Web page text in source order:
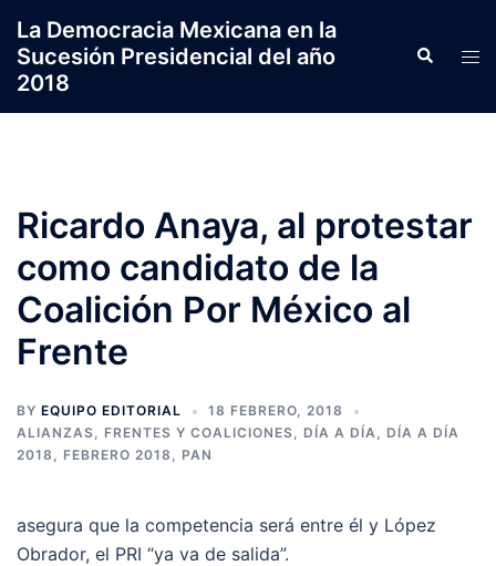
contenido
La Democracia Mexicana en la
Sucesión Presidencial del año
2018
Search
Ricardo Anaya, al protestar
como candidato de la
Coalición Por México al
Frente
BY EQUIPO EDITORIAL
18 FEBRERO, 2018
ALIANZAS, FRENTES Y COALICIONES, DÍA A DÍA, DÍA A DÍA
2018 , FEBRERO 2018 , PAN
asegura que la competencia será entre él y López
Obrador, el PRI “ya va de salida”.